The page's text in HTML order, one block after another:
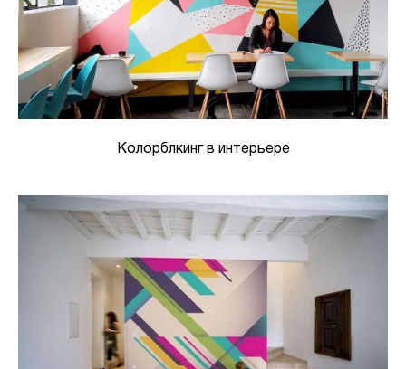
Колорблкинг в интерьере